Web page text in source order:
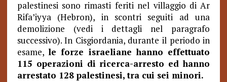
palestinesi sono rimasti feriti nel villaggio di Ar
Rifa’iyya (Hebron), in scontri seguiti ad una
demolizione (vedi i dettagli nel paragrafo
successivo). In Cisgiordania, durante il periodo in
esame, le forze israeliane hanno effettuato
115 operazioni di ricerca-arresto ed hanno
arrestato 128 palestinesi, tra cui sei minori.